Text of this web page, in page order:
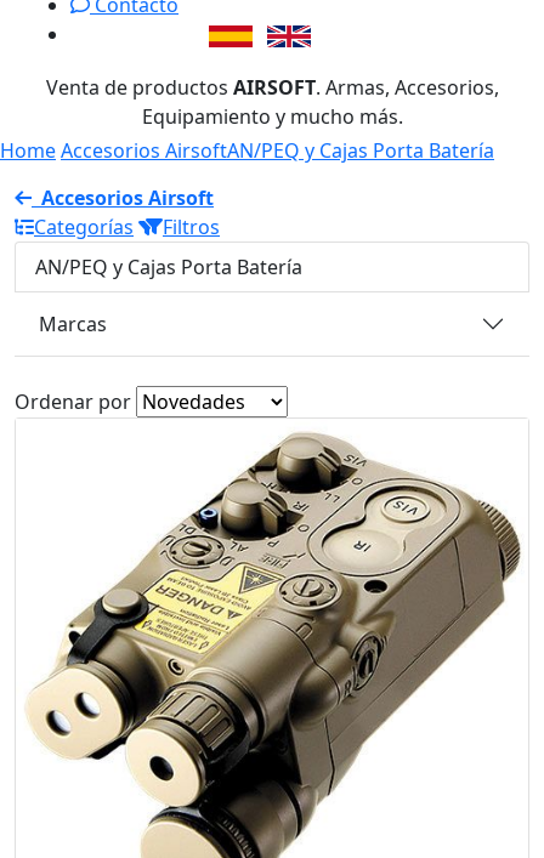
Venta de productos AIRSOFT. Armas, Accesorios,
Equipamiento y mucho más.
HomeAccesorios AirsoftAN/PEQ y Cajas Porta Batería
Accesorios Airsoft
Categorías
Filtros
AN/PEQ y Cajas Porta Batería
Marcas
Ordenar por